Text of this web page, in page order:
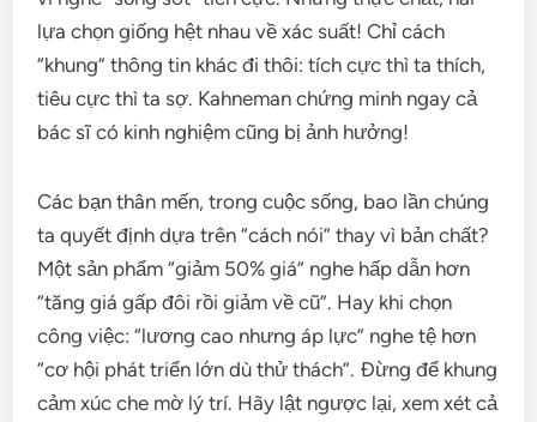
lựa chọn giống hệt nhau về xác suất! Chỉ cách
“khung” thông tin khác đi thôi: tích cực thì ta thích,
tiêu cực thì ta sợ. Kahneman chứng minh ngay cả
bác sĩ có kinh nghiệm cũng bị ảnh hưởng!
Các bạn thân mến, trong cuộc sống, bao lần chúng
ta quyết định dựa trên “cách nói” thay vì bản chất?
Một sản phẩm “giảm 50% giá” nghe hấp dẫn hơn
“tăng giá gấp đôi rồi giảm về cũ”. Hay khi chọn
công việc: “lương cao nhưng áp lực” nghe tệ hơn
“cơ hội phát triển lớn dù thử thách”. Đừng để khung
cảm xúc che mờ lý trí. Hãy lật ngược lại, xem xét cả